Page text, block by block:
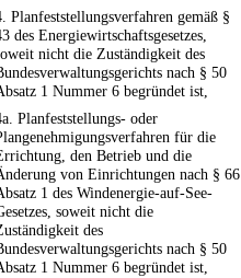
Planfeststellungsverfahren gemäß §
des Energiewirtschaftsgesetzes,
nicht die Zuständigkeit des
nach § 50
1 Nummer 6 begründet ist,
Planfeststellungs- oder
für die
den Betrieb und die
von Einrichtungen nach § 66
1 des Windenergie-auf-See-
soweit nicht die
des
nach § 50
1 Nummer 6 begründet ist,